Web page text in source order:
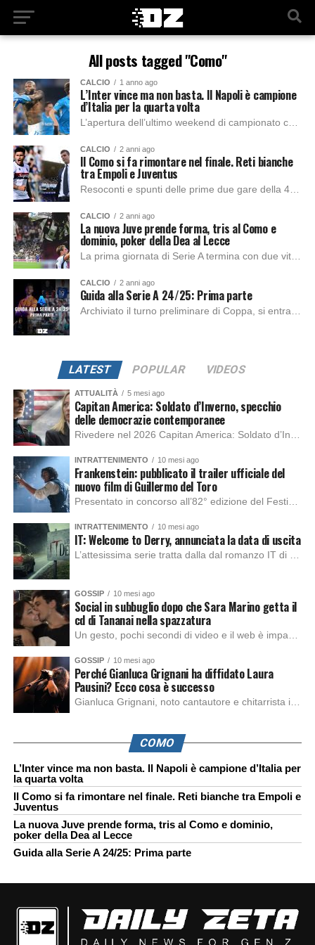
All posts tagged "Como"
CALCIO 1 anno ago
L’Inter vince ma non basta. Il Napoli è campione
d’Italia per la quarta volta
L’apertura dell’ultimo weekend di campionato coincide con la chiusura del discorso scudetto, perché il Napoli supera l’ostacolo Cagliari e si laurea campione d’Italia per la quarta...
CALCIO 2 anni ago
Il Como si fa rimontare nel finale. Reti bianche
tra Empoli e Juventus
Resoconti e spunti delle prime due gare della 4ª giornata di Serie A. In attesa degli esordi in Champions League, Bologna e Juventus collezionano due pareggi...
CALCIO 2 anni ago
La nuova Juve prende forma, tris al Como e
dominio, poker della Dea al Lecce
La prima giornata di Serie A termina con due vittorie nette, l’Atalanta cala il poker contro un Lecce intraprendente ma poco organizzato in fase difensiva, la...
CALCIO 2 anni ago
Guida alla Serie A 24/25: Prima parte
LATEST POPULAR VIDEOS
ATTUALITÀ 5 mesi ago
Capitan America: Soldato d’Inverno, specchio
delle democrazie contemporanee
INTRATTENIMENTO 10 mesi ago
Frankenstein: pubblicato il trailer ufficiale del
nuovo film di Guillermo del Toro
INTRATTENIMENTO 10 mesi ago
IT: Welcome to Derry, annunciata la data di uscita
GOSSIP 10 mesi ago
Social in subbuglio dopo che Sara Marino getta il
cd di Tananai nella spazzatura
GOSSIP 10 mesi ago
Perché Gianluca Grignani ha diffidato Laura
Pausini? Ecco cosa è successo
COMO
L’Inter vince ma non basta. Il Napoli è campione d’Italia per
la quarta volta
Il Como si fa rimontare nel finale. Reti bianche tra Empoli e
Juventus
La nuova Juve prende forma, tris al Como e dominio,
poker della Dea al Lecce
Guida alla Serie A 24/25: Prima parte